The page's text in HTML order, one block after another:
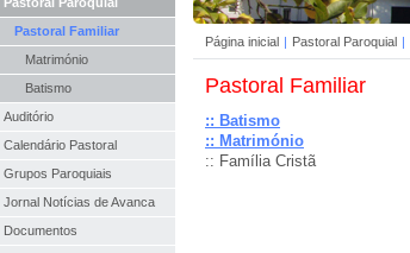
Página inicial | Pastoral Paroquial |
Pastoral Familiar
:: Batismo
:: Matrimónio
:: Família Cristã
Pastoral Familiar
Matrimónio
Batismo
Auditório
Calendário Pastoral
Grupos Paroquiais
Jornal Notícias de Avanca
Documentos